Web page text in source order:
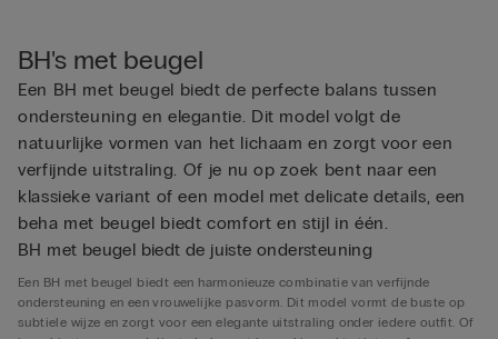
BH's met beugel
Een BH met beugel biedt de perfecte balans tussen
ondersteuning en elegantie. Dit model volgt de
natuurlijke vormen van het lichaam en zorgt voor een
verfijnde uitstraling. Of je nu op zoek bent naar een
klassieke variant of een model met delicate details, een
beha met beugel biedt comfort en stijl in één.
BH met beugel biedt de juiste ondersteuning
Een BH met beugel biedt een harmonieuze combinatie van verfijnde
ondersteuning en een vrouwelijke pasvorm. Dit model vormt de buste op
subtiele wijze en zorgt voor een elegante uitstraling onder iedere outfit. Of